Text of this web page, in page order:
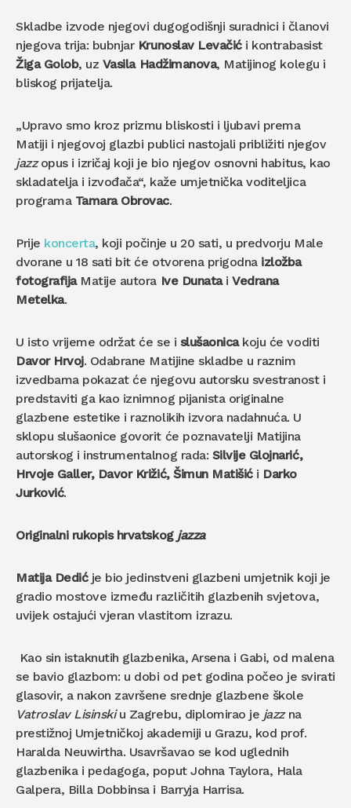
Skladbe izvode njegovi dugogodišnji suradnici i članovi
njegova trija: bubnjar Krunoslav Levačići kontrabasist
Žiga Golob, uz Vasila Hadžimanova, Matijinog kolegu i
bliskog prijatelja.
„Upravo smo kroz prizmu bliskosti i ljubavi prema
Matiji i njegovoj glazbi publici nastojali približiti njegov
jazzopus i izričaj koji je bio njegov osnovni habitus, kao
skladatelja i izvođača“, kaže umjetnička voditeljica
programa Tamara Obrovac.
Prije koncerta, koji počinje u 20 sati, u predvorju Male
dvorane u 18 sati bit će otvorena prigodna izložba
fotografijaMatije autora Ive DunataiVedrana
Metelka.
U isto vrijeme održat će se i slušaonicakoju će voditi
Davor Hrvoj. Odabrane Matijine skladbe u raznim
izvedbama pokazat će njegovu autorsku svestranost i
predstaviti ga kao iznimnog pijanista originalne
glazbene estetike i raznolikih izvora nadahnuća. U
sklopu slušaonice govorit će poznavatelji Matijina
autorskog i instrumentalnog rada: Silvije Glojnarić,
Hrvoje Galler, Davor Križić, Šimun Matišići Darko
Jurković.
Originalni rukopis hrvatskog jazza
Matija Dedićje bio jedinstveni glazbeni umjetnik koji je
gradio mostove između različitih glazbenih svjetova,
uvijek ostajući vjeran vlastitom izrazu.
Kao sin istaknutih glazbenika, Arsena i Gabi, od malena
se bavio glazbom: u dobi od pet godina počeo je svirati
glasovir, a nakon završene srednje glazbene škole
Vatroslav Lisinskiu Zagrebu, diplomirao je jazzna
prestižnoj Umjetničkoj akademiji u Grazu, kod prof.
Haralda Neuwirtha. Usavršavao se kod uglednih
glazbenika i pedagoga, poput Johna Taylora, Hala
Galpera, Billa Dobbinsa i Barryja Harrisa.